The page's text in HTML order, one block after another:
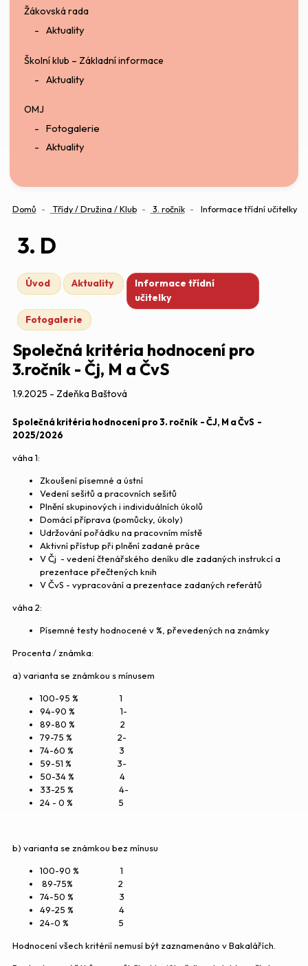
Žákovská rada
Aktuality
Školní klub – Základní informace
Aktuality
OMJ
Fotogalerie
Aktuality
Domů Třídy / Družina / Klub 3. ročník Informace třídní učitelky
3. D
Úvod Aktuality
Informace třídní
učitelky
Fotogalerie
Společná kritéria hodnocení pro
3.ročník - Čj, M a ČvS
1.9.2025 - Zdeňka Baštová
Společná kritéria hodnocení pro 3. ročník - ČJ, M a ČvS -
2025/2026
váha 1:
Zkoušení písemné a ústní
Vedení sešitů a pracovních sešitů
Plnění skupinových i individuálních úkolů
Domácí příprava (pomůcky, úkoly)
Udržování pořádku na pracovním místě
Aktivní přístup při plnění zadané práce
V Čj - vedení čtenářského deníku dle zadaných instrukcí a
prezentace přečtených knih
V ČvS - vypracování a prezentace zadaných referátů
váha 2:
Písemné testy hodnocené v %, převedených na známky
Procenta / známka:
a) varianta se známkou s mínusem
100-95 % 1
94-90 % 1-
89-80 % 2
79-75 % 2-
74-60 % 3
59-51 % 3-
50-34 % 4
33-25 % 4-
24 - 0 % 5
b) varianta se známkou bez mínusu
100-90 % 1
89-75% 2
74-50 % 3
49-25 % 4
24-0 % 5
Hodnocení všech kritérií nemusí být zaznamenáno v Bakalářích.